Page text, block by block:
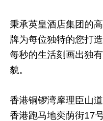
秉承英皇酒店集团的
牌为每位独特的您打
每秒的⽣活刻画出独
貌。
香港铜锣湾摩理臣山
香港跑马地奕荫街17